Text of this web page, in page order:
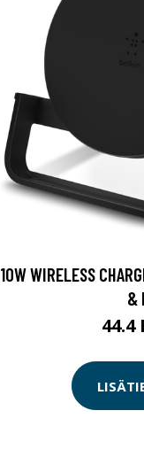
10W WIRELESS
&
44.4